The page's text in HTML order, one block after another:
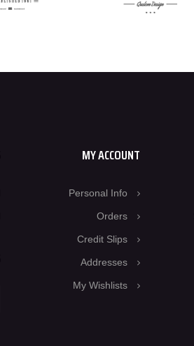
MY ACCOUNT
Personal Info
Orders
Credit Slips
Addresses
My Wishlists